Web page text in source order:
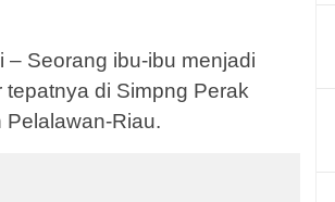
Seorang ibu-ibu menjadi
di Simpng Perak
Riau.